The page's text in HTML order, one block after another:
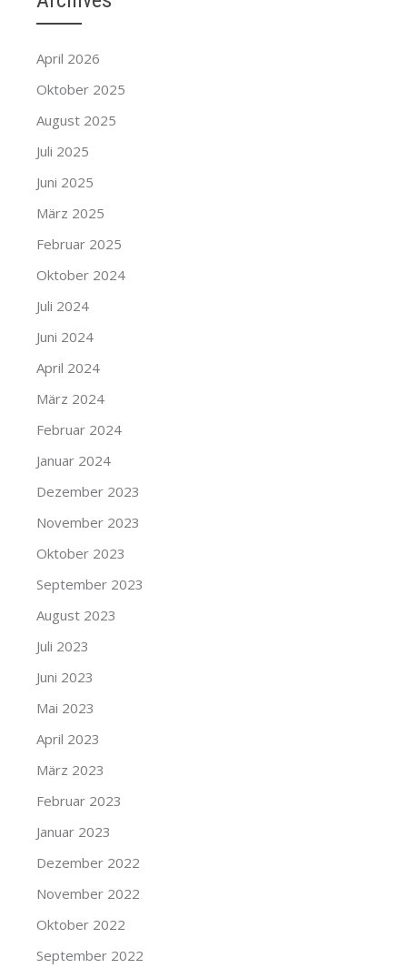
April 2026
Oktober 2025
August 2025
Juli 2025
Juni 2025
März 2025
Februar 2025
Oktober 2024
Juli 2024
Juni 2024
April 2024
März 2024
Februar 2024
Januar 2024
Dezember 2023
November 2023
Oktober 2023
September 2023
August 2023
Juli 2023
Juni 2023
Mai 2023
April 2023
März 2023
Februar 2023
Januar 2023
Dezember 2022
November 2022
Oktober 2022
September 2022